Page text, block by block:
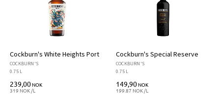
Cockburn's White Heights Port
COCKBURN'S
0.75 L
239,00NOK
319 NOK /L
Cockburn's Special Reserve
COCKBURN'S
0.75 L
149,90NOK
199.87 NOK /L